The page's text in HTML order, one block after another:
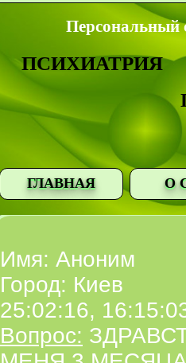
Персональный
ПСИХИАТРИЯ
ГЛАВНАЯ О
Имя: Аноним
Город: Киев
25:02:16,
Вопрос: